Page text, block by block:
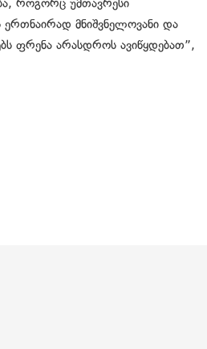
როგორც უმთავრესი
მნიშვნელოვანი და
ფრენა არასდროს ავიწყდებათ”,